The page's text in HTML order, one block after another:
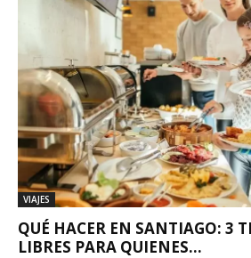
VIAJES
QUÉ HACER EN SANTIAGO: 3
LIBRES PARA QUIENES...